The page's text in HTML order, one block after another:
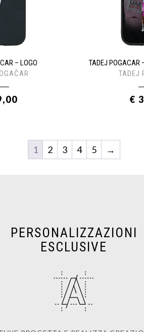
– LOGO
TADEJ POGACAR
TADEJ
€
1 2 3 4 5 →
PERSONALIZZAZIONI
ESCLUSIVE